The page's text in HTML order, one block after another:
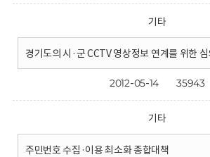
기타
경기도의 시·군 CCTV 영상정보 연계를 위한 심
2012-05-14 35943
기타
주민번호 수집·이용 최소화 종합대책